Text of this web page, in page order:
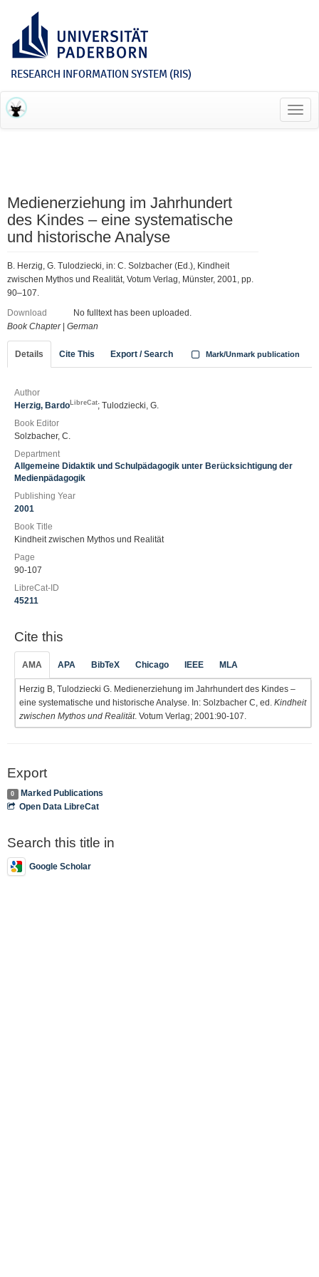
RESEARCH INFORMATION SYSTEM (RIS)
Medienerziehung im Jahrhundert
des Kindes – eine systematische
und historische Analyse
B. Herzig, G. Tulodziecki, in: C. Solzbacher (Ed.), Kindheit
zwischen Mythos und Realität, Votum Verlag, Münster, 2001, pp.
90–107.
Download
No fulltext has been uploaded.
Book Chapter| German
Details Cite This Export / Search Mark/Unmark publication
Author
Herzig, Bardo LibreCat; Tulodziecki, G.
Book Editor
Solzbacher, C.
Department
Allgemeine Didaktik und Schulpädagogik unter Berücksichtigung der
Medienpädagogik
Publishing Year
2001
Book Title
Kindheit zwischen Mythos und Realität
Page
90-107
LibreCat-ID
45211
Cite this
AMA APA BibTeX Chicago IEEE MLA
Herzig B, Tulodziecki G. Medienerziehung im Jahrhundert des Kindes –
eine systematische und historische Analyse. In: Solzbacher C, ed. Kindheit
zwischen Mythos und Realität. Votum Verlag; 2001:90-107.
Export
0
Marked Publications
Open Data LibreCat
Search this title in
Google Scholar